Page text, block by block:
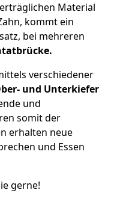
Material
kommt ein
bei mehreren
verschiedener
und Unterkiefer
und
somit der
erhalten neue
und Essen
gerne!